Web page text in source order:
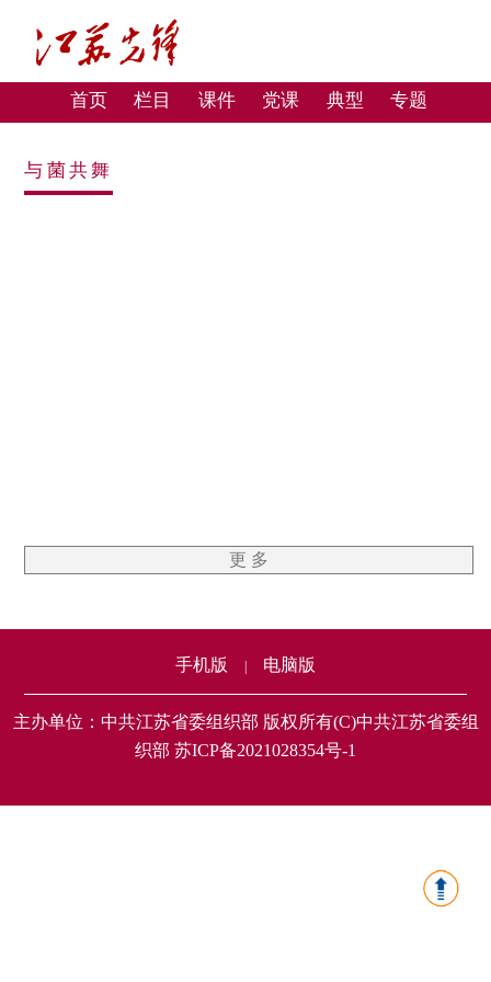
首页 栏目 课件 党课 典型 专题
与菌共舞
更 多
手机版 电脑版
主办单位：中共江苏省委组织部 版权所有(C)中共江苏省委组
织部 苏ICP备2021028354号-1